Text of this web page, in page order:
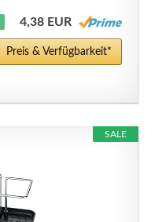
4,38 EUR
Preis & Verfügbarkeit*
SALE